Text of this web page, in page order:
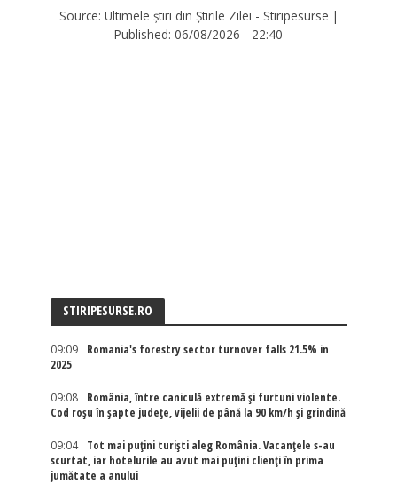
Source: Ultimele știri din Știrile Zilei - Stiripesurse |
Published: 06/08/2026 - 22:40
STIRIPESURSE.RO
09:09
Romania's forestry sector turnover falls 21.5% in
2025
09:08
România, între caniculă extremă și furtuni violente.
Cod roșu în șapte județe, vijelii de până la 90 km/h și grindină
09:04
Tot mai puțini turiști aleg România. Vacanțele s-au
scurtat, iar hotelurile au avut mai puțini clienți în prima
jumătate a anului